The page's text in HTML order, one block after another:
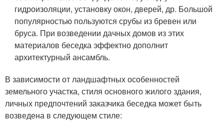
гидроизоляции, установку окон, дверей, др. Большой
популярностью пользуются срубы из бревен или
бруса. При возведении дачных домов из этих
материалов беседка эффектно дополнит
архитектурный ансамбль.
В зависимости от ландшафтных особенностей
земельного участка, стиля основного жилого здания,
личных предпочтений заказчика беседка может быть
возведена в следующем стиле: